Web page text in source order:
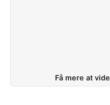
Få mere at vide